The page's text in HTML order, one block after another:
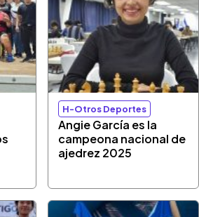
H-Otros Deportes
Angie García es la
campeona nacional de
ajedrez 2025